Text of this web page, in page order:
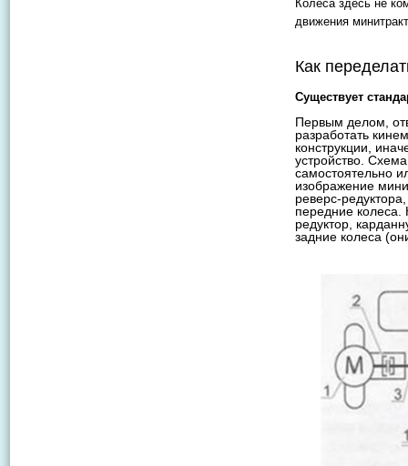
Колеса здесь не
движения
Как
Существует
Первым делом,
разработать
конструкции,
устройство.
самостоятельно
изображение
реверс-
передние колеса.
редуктор,
задние колеса